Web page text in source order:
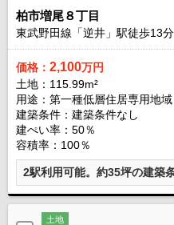
柏市増尾８丁目
東武野田線「逆井」駅徒歩13分
価格： 2,100万円
土地：115.99m²
用途：第一種低層住居専用地域
建築条件： 建築条件なし
建ぺい率：50％
容積率：100％
2駅利用可能。約35坪の建築
土地